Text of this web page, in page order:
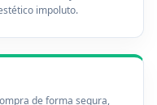
impoluto.
de forma segura,